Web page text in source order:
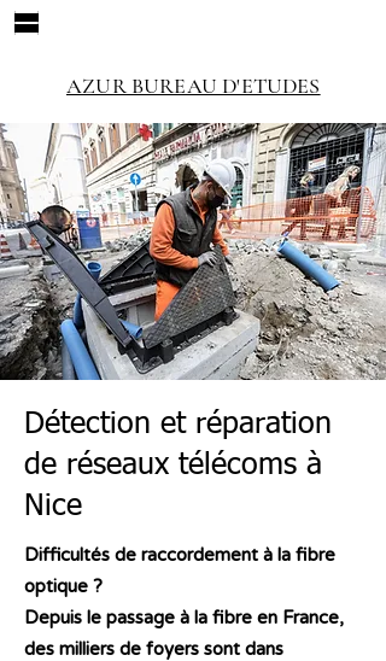
AZUR BUREAU D'ETUDES
Détection et réparation
de réseaux télécoms à
Nice
Difficultés de raccordement à la fibre
optique ?
Depuis le passage à la fibre en France,
des milliers de foyers sont dans